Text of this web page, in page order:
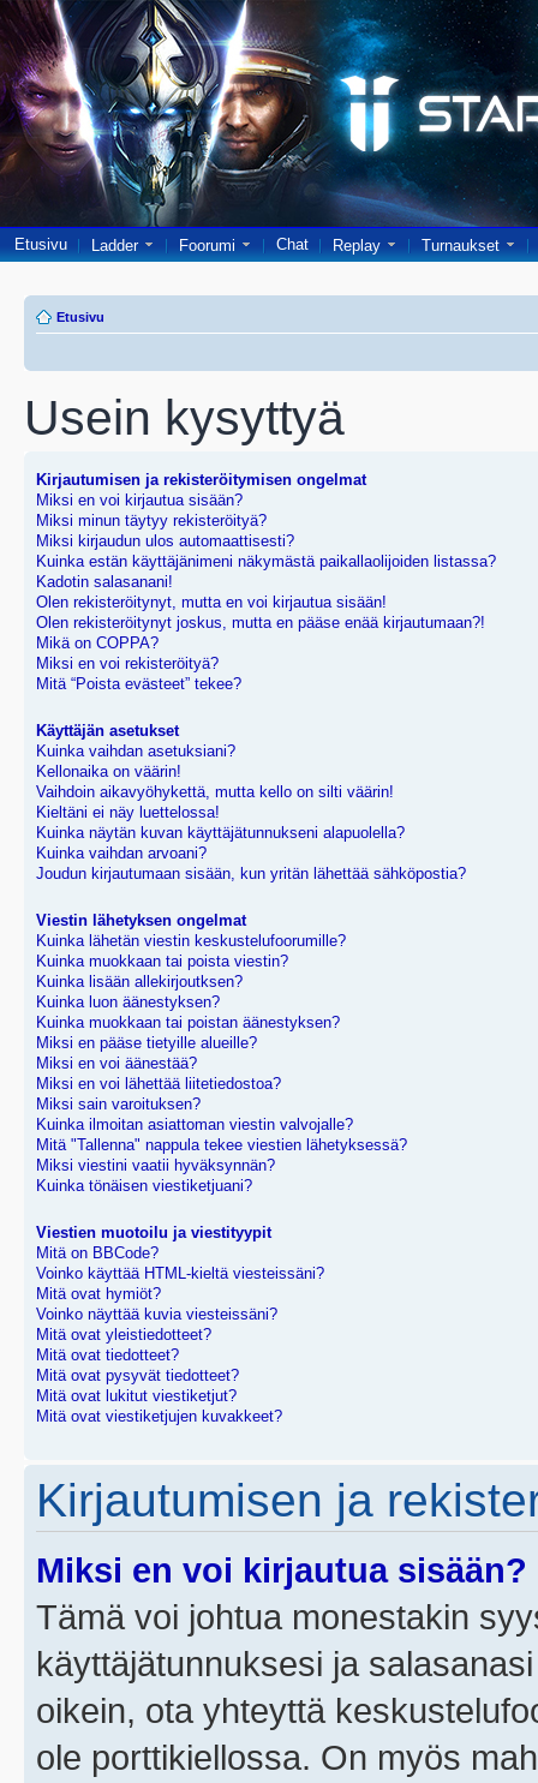
Etusivu Ladder Foorumi Chat Replay Turnaukset
Etusivu
Usein kysyttyä
Kirjautumisen ja rekisteröitymisen ongelmat
Miksi en voi kirjautua sisään?
Miksi minun täytyy rekisteröityä?
Miksi kirjaudun ulos automaattisesti?
Kuinka estän käyttäjänimeni näkymästä paikallaolijoiden listassa?
Kadotin salasanani!
Olen rekisteröitynyt, mutta en voi kirjautua sisään!
Olen rekisteröitynyt joskus, mutta en pääse enää kirjautumaan?!
Mikä on COPPA?
Miksi en voi rekisteröityä?
Mitä “Poista evästeet” tekee?
Käyttäjän asetukset
Kuinka vaihdan asetuksiani?
Kellonaika on väärin!
Vaihdoin aikavyöhykettä, mutta kello on silti väärin!
Kieltäni ei näy luettelossa!
Kuinka näytän kuvan käyttäjätunnukseni alapuolella?
Kuinka vaihdan arvoani?
Joudun kirjautumaan sisään, kun yritän lähettää sähköpostia?
Viestin lähetyksen ongelmat
Kuinka lähetän viestin keskustelufoorumille?
Kuinka muokkaan tai poista viestin?
Kuinka lisään allekirjoutksen?
Kuinka luon äänestyksen?
Kuinka muokkaan tai poistan äänestyksen?
Miksi en pääse tietyille alueille?
Miksi en voi äänestää?
Miksi en voi lähettää liitetiedostoa?
Miksi sain varoituksen?
Kuinka ilmoitan asiattoman viestin valvojalle?
Mitä "Tallenna" nappula tekee viestien lähetyksessä?
Miksi viestini vaatii hyväksynnän?
Kuinka tönäisen viestiketjuani?
Viestien muotoilu ja viestityypit
Mitä on BBCode?
Voinko käyttää HTML-kieltä viesteissäni?
Mitä ovat hymiöt?
Voinko näyttää kuvia viesteissäni?
Mitä ovat yleistiedotteet?
Mitä ovat tiedotteet?
Mitä ovat pysyvät tiedotteet?
Mitä ovat lukitut viestiketjut?
Mitä ovat viestiketjujen kuvakkeet?
Kirjautumisen ja
Miksi en voi kirjautua sisään?
Tämä voi johtua monestakin
käyttäjätunnuksesi ja
oikein, ota yhteyttä
ole porttikiellossa. On myös